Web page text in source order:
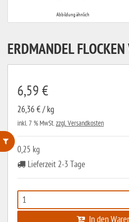
ohne Weizenstärke
laktosefrei
ohne Hefe
Abbildung ähnlich
ERDMANDEL
6,59 €
26,36 € / kg
inkl. 7 % MwSt.zzgl. Versandkosten
0,25 kg
Lieferzeit 2-3 Tage
In den